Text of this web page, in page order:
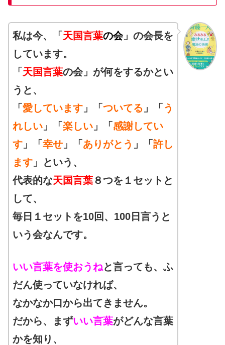
私は今、「 天国言葉の会」の会長を
しています。
「 天国言葉の会」が何をするかとい
うと、
「 愛しています 」「 ついてる 」「 う
れしい 」「 楽しい 」「 感謝してい
す 」 「 幸せ 」「 ありがとう 」「 許し
ます 」という、
代表的な天国言葉８つを１セットと
して、
毎日１セットを10回、100日言うと
いう会なんです。
いい言葉を使おうねと言っても、ふ
だん使っていなければ、
なかなか口から出てきません。
だから、まずいい言葉がどんな言葉
かを知り、